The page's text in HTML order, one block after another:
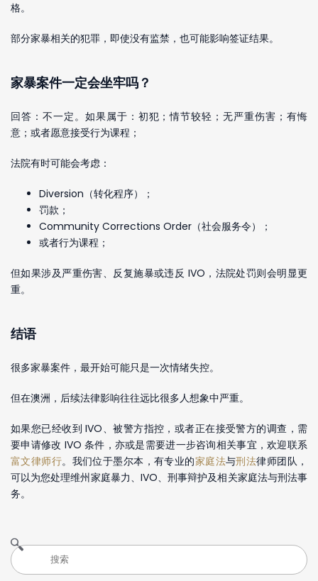
格。
部分家暴相关的犯罪，即使没有监禁，也可能影响签证结果。
家暴案件一定会坐牢吗？
回答：不一定。如果属于：初犯；情节较轻；无严重伤害；有悔
意；或者愿意接受行为课程；
法院有时可能会考虑：
Diversion（转化程序）；
罚款；
Community Corrections Order（社会服务令）；
或者行为课程；
但如果涉及严重伤害、反复施暴或违反 IVO，法院处罚则会明显更
重。
结语
很多家暴案件，最开始可能只是一次情绪失控。
但在澳洲，后续法律影响往往远比很多人想象中严重。
如果您已经收到 IVO、被警方指控，或者正在接受警方的调查，需
要申请修改 IVO 条件，亦或是需要进一步咨询相关事宜，欢迎联系
富文律师行。我们位于墨尔本，有专业的家庭法与刑法律师团队，
可以为您处理维州家庭暴力、IVO、刑事辩护及相关家庭法与刑法事
务。